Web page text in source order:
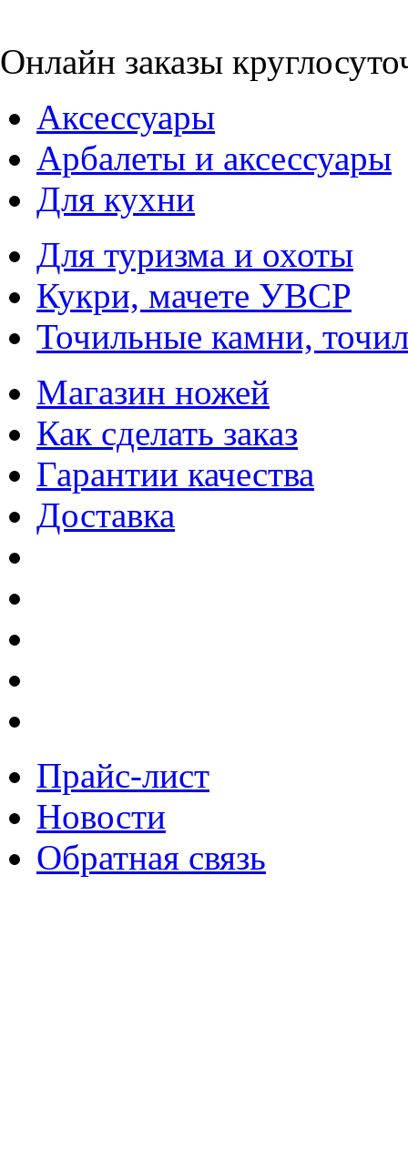
Онлайн заказы
Аксессуары
Арбалеты и аксессуары
Для кухни
Для туризма и охоты
Кукри, мачете УВСР
Точильные камни,
Магазин ножей
Как сделать заказ
Гарантии качества
Доставка
Прайс-лист
Новости
Обратная связь